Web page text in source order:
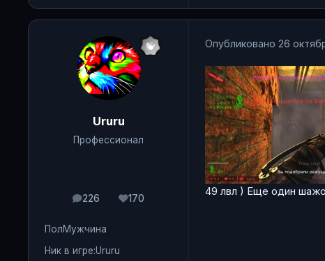
Ururu
Профессионал
226
сообщения170
Репутация
ПолМужчина
Ник в игре:Ururu
Опубликовано 26
49 лвл ) Еще один